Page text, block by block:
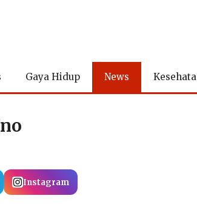
Gaya Hidup News
Instagram